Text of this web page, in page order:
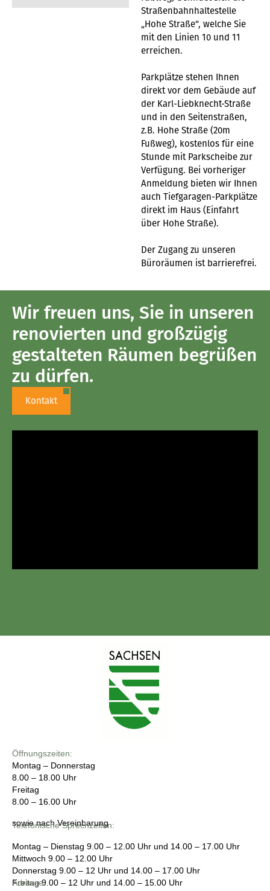
Straßenbahnhaltestelle
„Hohe Straße“, welche Sie
mit den Linien 10 und 11
erreichen.
Parkplätze stehen Ihnen
direkt vor dem Gebäude auf
der Karl-Liebknecht-Straße
und in den Seitenstraßen,
z.B. Hohe Straße (20m
Fußweg), kostenlos für eine
Stunde mit Parkscheibe zur
Verfügung. Bei vorheriger
Anmeldung bieten wir Ihnen
auch Tiefgaragen-Parkplätze
direkt im Haus (Einfahrt
über Hohe Straße).
Der Zugang zu unseren
Büroräumen ist barrierefrei.
Wir freuen uns, Sie in unseren
renovierten und großzügig
gestalteten Räumen begrüßen
zu dürfen.
Kontakt
Öffnungszeiten:
Montag – Donnerstag
8.00 – 18.00 Uhr
Freitag
8.00 – 16.00 Uhr
sowie nach Vereinbarung
Telefonische Sprechzeiten:
Montag – Dienstag 9.00 – 12.00 Uhr und 14.00 – 17.00 Uhr
Mittwoch 9.00 – 12.00 Uhr
Donnerstag 9.00 – 12 Uhr und 14.00 – 17.00 Uhr
Freitag9.00 – 12 Uhr und 14.00 – 15.00 Uhr
Adresse: